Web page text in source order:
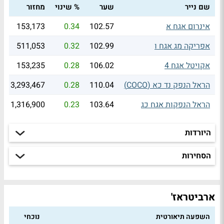
שם נייר שער % שינוי מחזור
אינרום אגח א 102.57
0.34
153,173
אפריקה מג אגח ו
102.99
0.32
511,053
אקויטל אגח 4
106.02
0.28
153,235
הראל הנפק נד כא (COCO)
110.04
0.28
3,293,467
הראל הנפקות אגח כג
103.64
0.23
1,316,900
היורדות
הסחירות
ארביטראז'
השפעה תיאורטית
נוכחי